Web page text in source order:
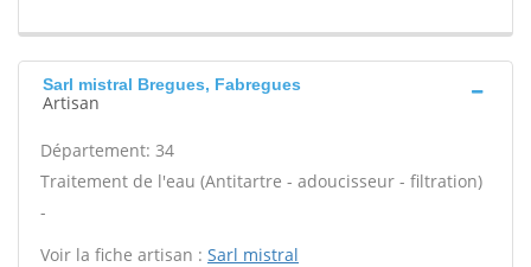
Sarl mistral Bregues, Fabregues
Artisan
Département: 34
Traitement de l'eau (Antitartre - adoucisseur - filtration)
-
Voir la fiche artisan : Sarl mistral